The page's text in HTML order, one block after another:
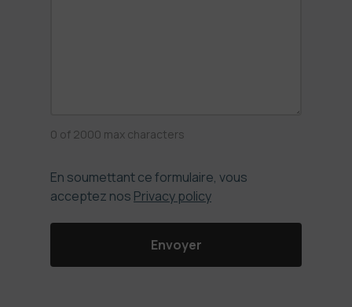
0 of 2000 max characters
En soumettant ce formulaire, vous
acceptez nos Privacy policy